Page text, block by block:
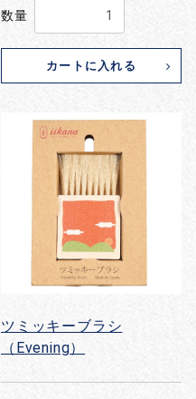
数量
カートに入れる
ツミッキーブラシ
（Evening）